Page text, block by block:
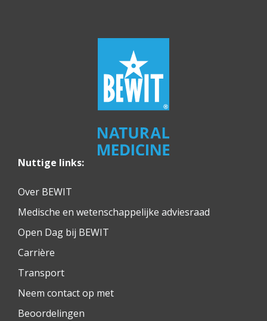
Nuttige links:
Over BEWIT
Medische en wetenschappelijke adviesraad
Open Dag bij BEWIT
Carrière
Transport
Neem contact op met
Beoordelingen